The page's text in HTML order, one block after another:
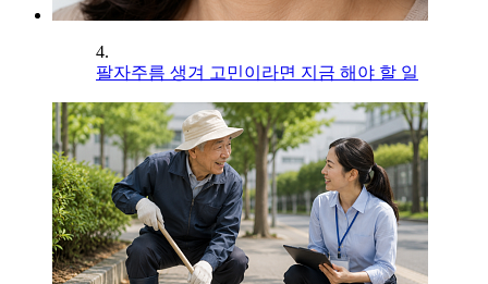
4.
팔자주름 생겨 고민이라면 지금 해야 할 일